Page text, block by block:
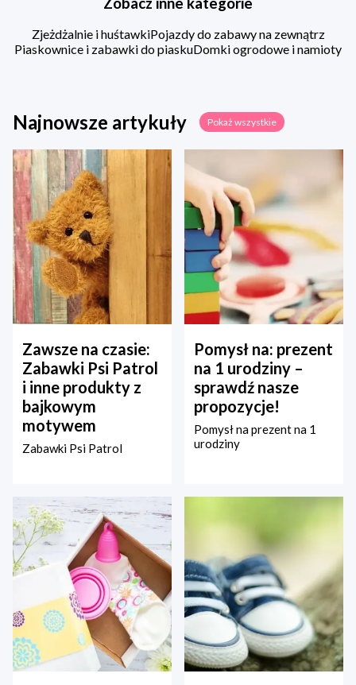
Zjeżdżalnie i huśtawkiPojazdy do zabawy na zewnątrz
Piaskownice i zabawki do piaskuDomki ogrodowe i namioty
Najnowsze artykuły Pokaż wszystkie
Zawsze na czasie:
Zabawki Psi Patrol
i inne produkty z
bajkowym
motywem
Zabawki Psi Patrol
Pomysł na: prezent
na 1 urodziny –
sprawdź nasze
propozycje!
Pomysł na prezent na 1
urodziny